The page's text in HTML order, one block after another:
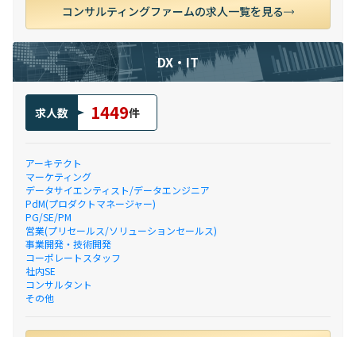
コンサルティングファームの求人一覧を見る
DX・IT
求人数 1449件
アーキテクト
マーケティング
データサイエンティスト/データエンジニア
PdM(プロダクトマネージャー)
PG/SE/PM
営業(プリセールス/ソリューションセールス)
事業開発・技術開発
コーポレートスタッフ
社内SE
コンサルタント
その他